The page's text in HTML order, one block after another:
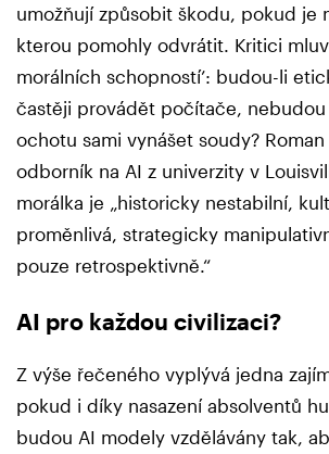
umožňují způsobit škodu, pokud je
kterou pomohly odvrátit. Kritici
morálních schopností’: budou-li
častěji provádět počítače,
ochotu sami vynášet soudy? Roman
odborník na AI z univerzity v
morálka je „historicky nestabilní,
proměnlivá, strategicky
pouze retrospektivně.“
AI pro každou civilizaci?
Z výše řečeného vyplývá jedna
pokud i díky nasazení absolventů
budou AI modely vzdělávány tak,